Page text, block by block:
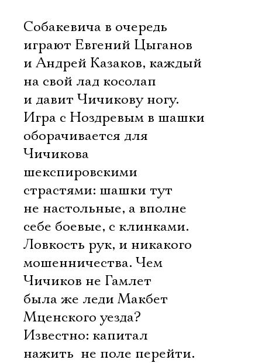
Собакевича в очередь
играют Евгений Цыганов
и Андрей Казаков, каждый
на свой лад косолап
и давит Чичикову ногу.
Игра с Ноздревым в шашки
оборачивается для
Чичикова
шекспировскими
страстями: шашки тут
не настольные, а вполне
себе боевые, с клинками.
Ловкость рук, и никакого
мошенничества. Чем
Чичиков не Гамлет 
была же леди Макбет
Мценского уезда?
Известно: капитал
нажить  не поле перейти.